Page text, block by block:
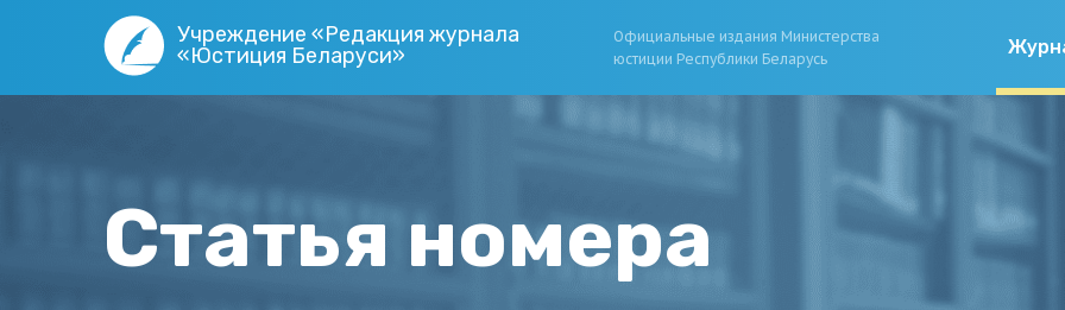
Учреждение «Редакция журнала
«Юстиция Беларуси»
Официальные издания Министерства
юстиции Республики Беларусь
Статья номера